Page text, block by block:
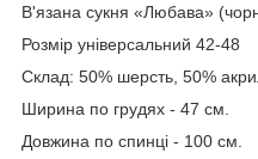
В'язана сукня «Любава»
Розмір універсальний 42-48
Склад: 50% шерсть, 50%
Ширина по грудях - 47 см.
Довжина по спинці - 100 см.